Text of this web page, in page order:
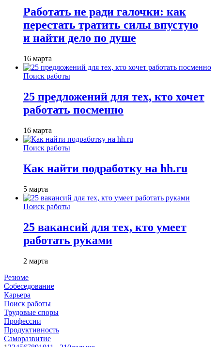
Работать не ради галочки: как
перестать тратить силы впустую
и найти дело по душе
16 марта
Поиск работы
25 предложений для тех, кто хочет
работать посменно
16 марта
Поиск работы
Как найти подработку на hh.ru
5 марта
Поиск работы
25 вакансий для тех, кто умеет
работать руками
2 марта
Резюме
Собеседование
Карьера
Поиск работы
Трудовые споры
Профессии
Продуктивность
Саморазвитие